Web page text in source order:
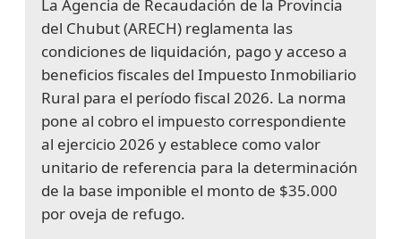
La Agencia de Recaudación de la Provincia
del Chubut (ARECH) reglamenta las
condiciones de liquidación, pago y acceso a
beneficios fiscales del Impuesto Inmobiliario
Rural para el período fiscal 2026. La norma
pone al cobro el impuesto correspondiente
al ejercicio 2026 y establece como valor
unitario de referencia para la determinación
de la base imponible el monto de $35.000
por oveja de refugo.